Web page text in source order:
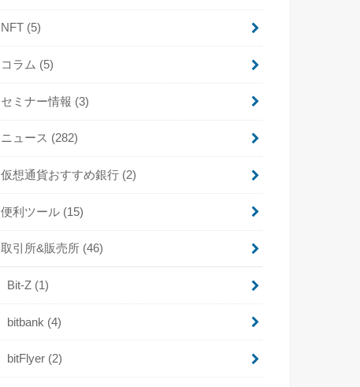
NFT (5)
コラム (5)
セミナー情報 (3)
ニュース (282)
仮想通貨おすすめ銀行 (2)
便利ツール (15)
取引所&販売所 (46)
Bit-Z (1)
bitbank (4)
bitFlyer (2)